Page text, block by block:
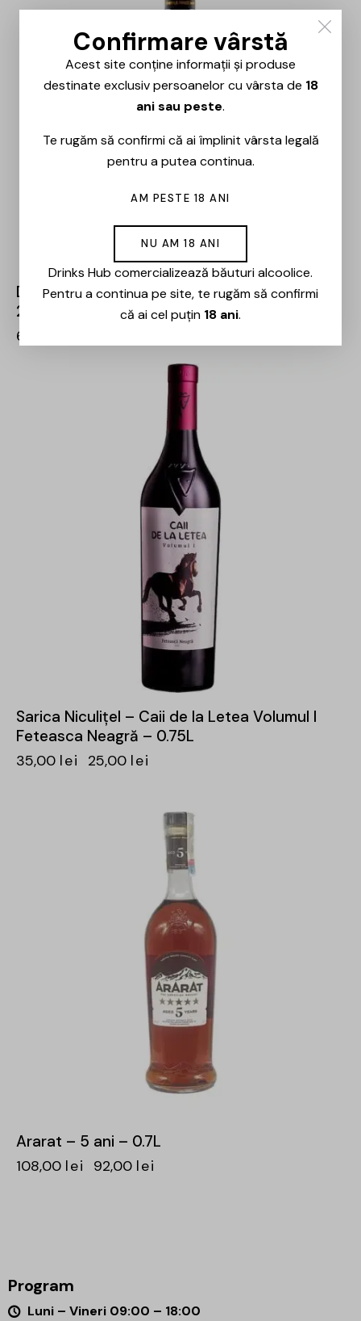
Domeniile Prince Matei – Petit Matei Merlot
2017 – 0.75L
64,00
Sarica Niculițel – Caii de la Letea Volumul I
Feteasca Neagră – 0.75L
35,00 lei 25,00 lei
Ararat – 5 ani – 0.7L
108,00 lei 92,00 lei
Program
Luni – Vineri 09:00 – 18:00
Confirmare vârstă
Acest site conține informații și produse
destinate exclusiv persoanelor cu vârsta de 18
ani sau peste.
Te rugăm să confirmi că ai împlinit vârsta legală
pentru a putea continua.
AM PESTE 18 ANI
NU AM 18 ANI
Drinks Hub comercializează băuturi alcoolice.
Pentru a continua pe site, te rugăm să confirmi
că ai cel puțin 18 ani.